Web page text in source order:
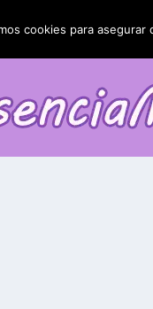
La
cookies para